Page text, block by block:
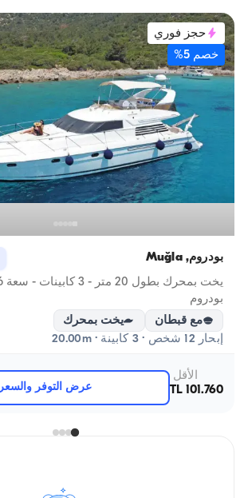
حجز فوري
خصم 5%
بودروم, Muğla
بودروم
مع قبطان
يخت بمحرك
إبحار 12 شخص · 3 كابينة · 20.00m
الأقل
101.760 TL
عرض التوفر والسعر